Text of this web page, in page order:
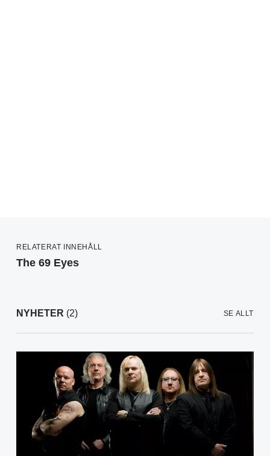
RELATERAT INNEHÅLL
The 69 Eyes
NYHETER (2) SE ALLT